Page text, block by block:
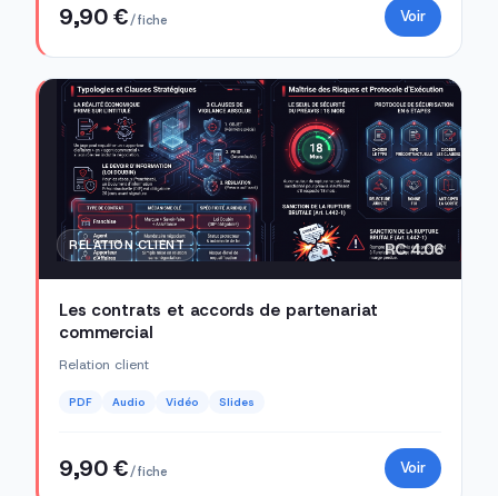
9,90 €/ fiche Voir
RELATION CLIENT RC 4.06
Les contrats et accords de partenariat
commercial
Relation client
PDF Audio Vidéo Slides
9,90 €/ fiche Voir